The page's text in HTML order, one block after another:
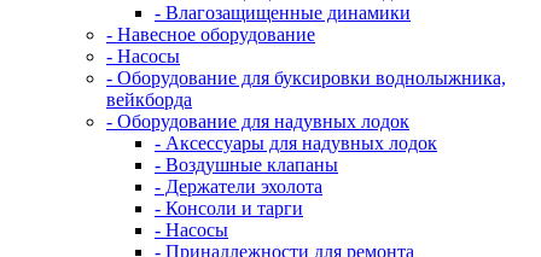
- Влагозащищенные динамики
- Навесное оборудование
- Насосы
- Оборудование для буксировки воднолыжника,
вейкборда
- Оборудование для надувных лодок
- Аксессуары для надувных лодок
- Воздушные клапаны
- Держатели эхолота
- Консоли и тарги
- Насосы
- Принадлежности для ремонта